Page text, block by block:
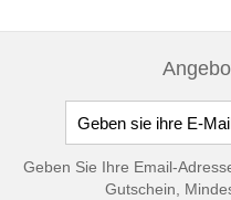
Geben Sie Ihre Email-
Gutschein,